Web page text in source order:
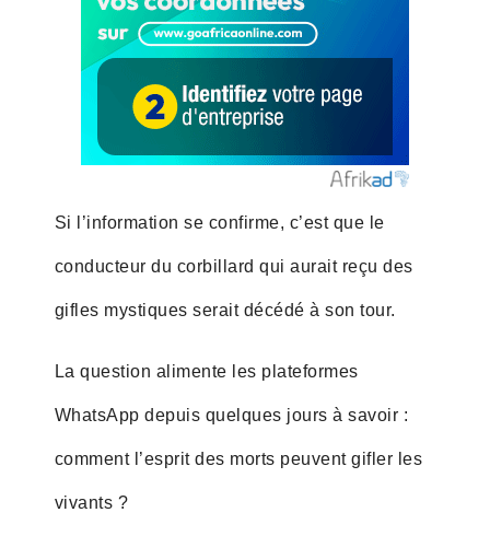
Si l’information se confirme, c’est que le
conducteur du corbillard qui aurait reçu des
gifles mystiques serait décédé à son tour.
La question alimente les plateformes
WhatsApp depuis quelques jours à savoir :
comment l’esprit des morts peuvent gifler les
vivants ?